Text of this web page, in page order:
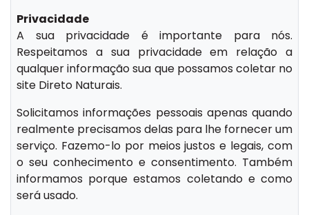
Privacidade
A sua privacidade é importante para nós.
Respeitamos a sua privacidade em relação a
qualquer informação sua que possamos coletar no
site Direto Naturais.
Solicitamos informações pessoais apenas quando
realmente precisamos delas para lhe fornecer um
serviço. Fazemo-lo por meios justos e legais, com
o seu conhecimento e consentimento. Também
informamos porque estamos coletando e como
será usado.